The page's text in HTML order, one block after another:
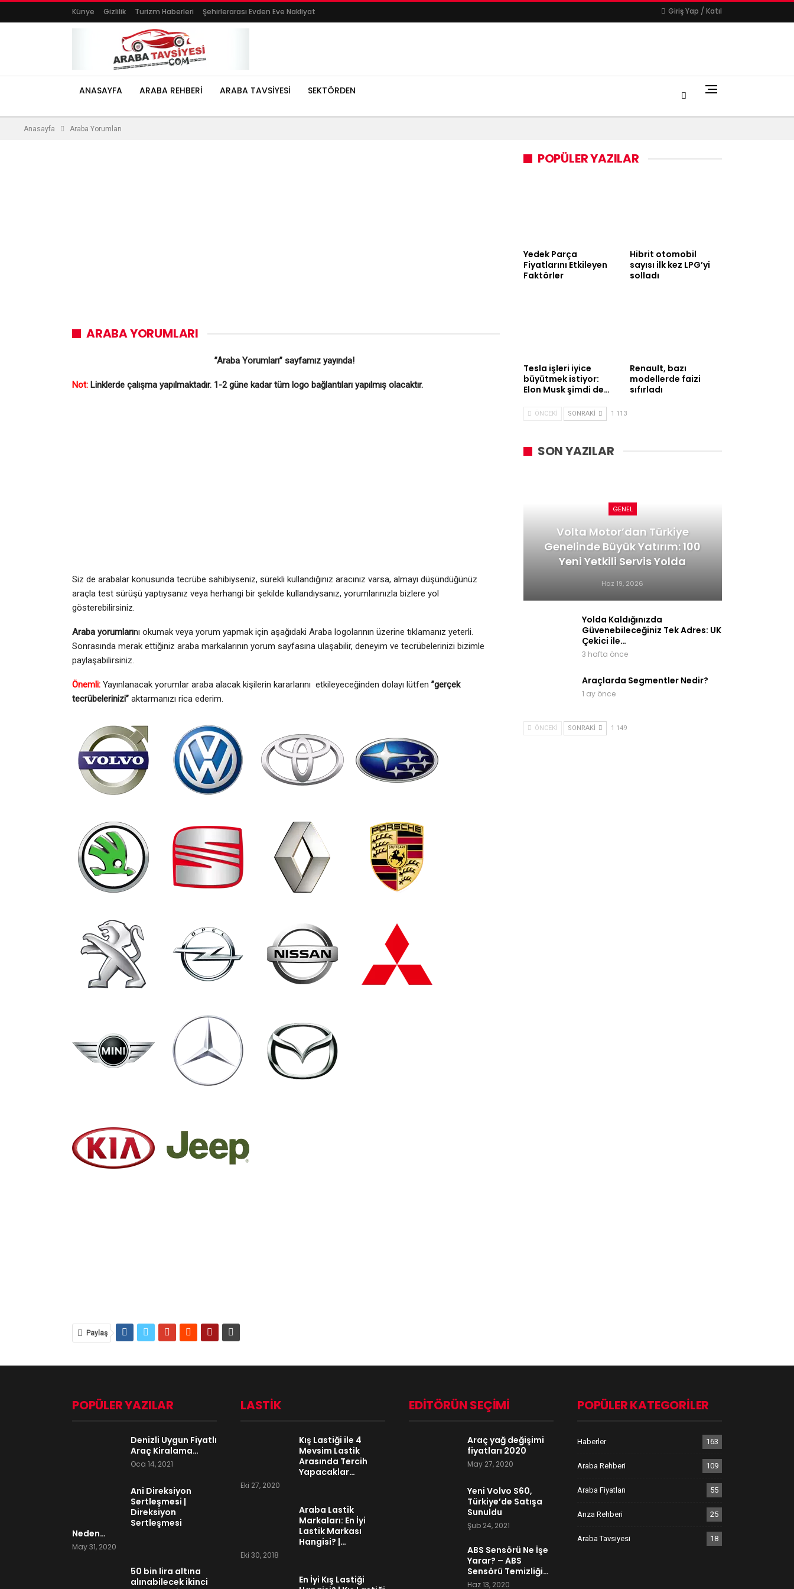
Giriş Yap / Katıl
Künye Gizlilik Turizm Haberleri Şehirlerarası Evden Eve Nakliyat
ANASAYFA ARABA REHBERI ARABA TAVSIYESI SEKTÖRDEN
Anasayfa Araba Yorumları
ARABA YORUMLARI
”Araba Yorumları” sayfamız yayında!
Not: Linklerde çalışma yapılmaktadır. 1-2 güne kadar tüm logo bağlantıları yapılmış olacaktır.
Siz de arabalar konusunda tecrübe sahibiyseniz, sürekli kullandığınız aracınız varsa, almayı düşündüğünüz
araçla test sürüşü yaptıysanız veya herhangi bir şekilde kullandıysanız, yorumlarınızla bizlere yol
gösterebilirsiniz.
Araba yorumlarını okumak veya yorum yapmak için aşağıdaki Araba logolarının üzerine tıklamanız yeterli.
Sonrasında merak ettiğiniz araba markalarının yorum sayfasına ulaşabilir, deneyim ve tecrübelerinizi bizimle
paylaşabilirsiniz.
Önemli: Yayınlanacak yorumlar araba alacak kişilerin kararlarını etkileyeceğinden dolayı lütfen ”gerçek
tecrübelerinizi” aktarmanızı rica ederim.
Paylaş
POPÜLER YAZILAR
Yedek Parça
Fiyatlarını Etkileyen
Faktörler
Hibrit otomobil
sayısı ilk kez LPG’yi
solladı
Tesla işleri iyice
büyütmek istiyor:
Elon Musk şimdi de…
Renault, bazı
modellerde faizi
sıfırladı
ÖNCEKI SONRAKI 1 113
SON YAZILAR
GENEL
Volta Motor’dan Türkiye
Genelinde Büyük Yatırım: 100
Yeni Yetkili Servis Yolda
Haz 19, 2026
Yolda Kaldığınızda
Güvenebileceğiniz Tek Adres: UK
Çekici ile…
3 hafta önce
Araçlarda Segmentler Nedir?
1 ay önce
ÖNCEKI SONRAKI 1 149
POPÜLER YAZILAR
Denizli Uygun Fiyatlı
Araç Kiralama…
Oca 14, 2021
Ani Direksiyon
Sertleşmesi |
Direksiyon
Sertleşmesi
Neden…
May 31, 2020
50 bin lira altına
alınabilecek ikinci
LASTIK
Kış Lastiği ile 4
Mevsim Lastik
Arasında Tercih
Yapacaklar…
Eki 27, 2020
Araba Lastik
Markaları: En İyi
Lastik Markası
Hangisi? |…
Eki 30, 2018
En İyi Kış Lastiği
EDITÖRÜN SEÇIMI
Araç yağ değişimi
fiyatları 2020
May 27, 2020
Yeni Volvo S60,
Türkiye’de Satışa
Sunuldu
Şub 24, 2021
ABS Sensörü Ne İşe
Yarar? – ABS
Sensörü Temizliği…
Haz 13, 2020
POPÜLER KATEGORILER
Haberler 163
Araba Rehberi 109
Araba Fiyatları 55
Arıza Rehberi 25
Araba Tavsiyesi 18